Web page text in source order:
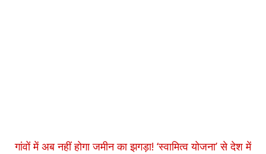
गांवों में अब नहीं होगा जमीन का झगड़ा! ‘स्वामित्व योजना’ से देश में